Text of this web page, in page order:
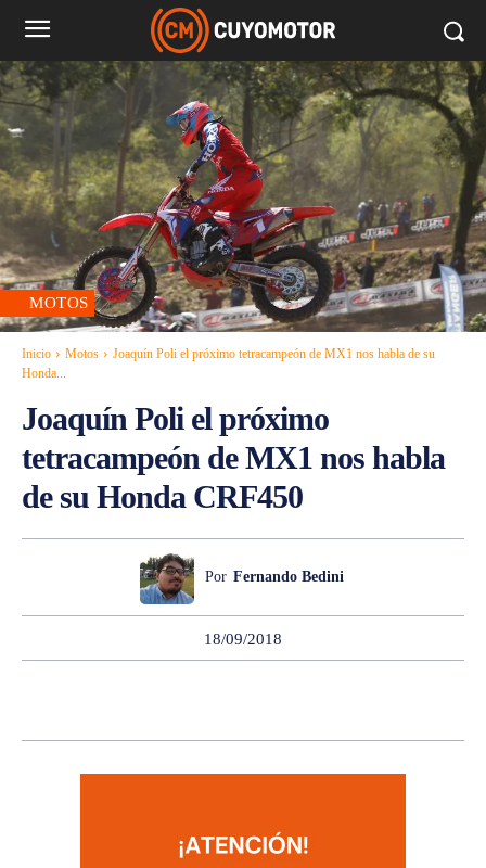
MOTOS
Inicio Motos
Joaquín Poli el próximo tetracampeón de MX1 nos habla de su
Honda...
Joaquín Poli el próximo
tetracampeón de MX1 nos habla
de su Honda CRF450
Por Fernando Bedini
18/09/2018